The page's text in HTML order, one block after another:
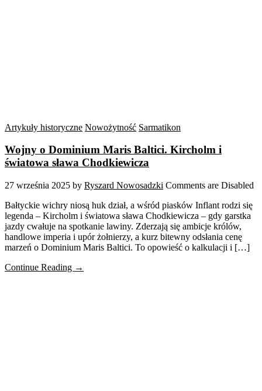
Artykuły historyczne Nowożytność Sarmatikon
Wojny o Dominium Maris Baltici. Kircholm i
światowa sława Chodkiewicza
27 września 2025 by Ryszard Nowosadzki Comments are Disabled
Bałtyckie wichry niosą huk dział, a wśród piasków Inflant rodzi się
legenda – Kircholm i światowa sława Chodkiewicza – gdy garstka
jazdy cwałuje na spotkanie lawiny. Zderzają się ambicje królów,
handlowe imperia i upór żołnierzy, a kurz bitewny odsłania cenę
marzeń o Dominium Maris Baltici. To opowieść o kalkulacji i […]
Continue Reading →